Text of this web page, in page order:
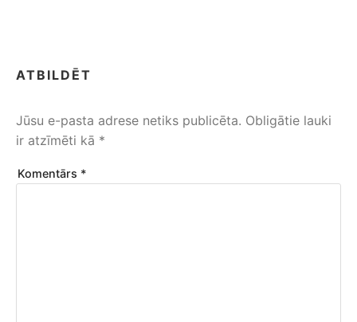
ATBILDĒT
Jūsu e-pasta adrese netiks publicēta. Obligātie lauki
ir atzīmēti kā *
Komentārs *